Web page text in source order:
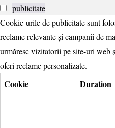
publicitate
Cookie-urile de publicitate sunt
reclame relevante și campanii de
urmăresc vizitatorii pe site-uri web
oferi reclame personalizate.
Cookie Duration